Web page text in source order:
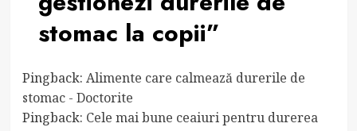
stomac la copii”
Pingback: Alimente care calmează durerile de
stomac - Doctorite
Pingback: Cele mai bune ceaiuri pentru durerea